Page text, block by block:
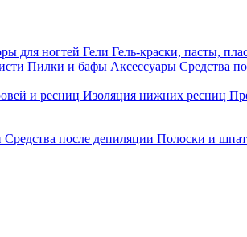
для ногтей Гели Гель-краски, пасты,
Пилки и бафы Аксессуары Средства
и ресниц Изоляция нижних ресниц
Средства после депиляции Полоски и